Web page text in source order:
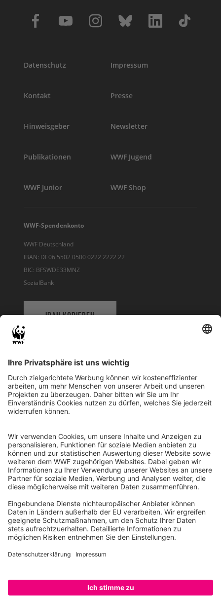
Datenschutz Impressum
Kontakt Presse
Hinweisgeber Newsletter
Publikationen WWF Jugend
WWF Junior WWF Shop
WWF-Spendenkonto
WWF Deutschland
IBAN: DE06 5502 0500 0222 2222 22
BIC: BFSWDE33MNZ
SozialBank
IBAN KOPIEREN
WWF Deutschland
Reinhardtstr. 18
10117 Berlin
Ihre Spende kann steuerlich geltend gemacht werden
Registriert als Stiftung WWF Deutschland, Senatsverwaltung für
Justiz Berlin, Az: 3416/976/2
Umsatzsteuer-Identifikationsnummer: DE 114236103
Freistellungsbescheid: Als gemeinnützige Körperschaft befreit
von der Körperschaftssteuer gem. §5 I 9 KStg. unter der
Steuernummer 27/641/09321